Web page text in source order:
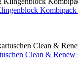
Kombipack
Clean &